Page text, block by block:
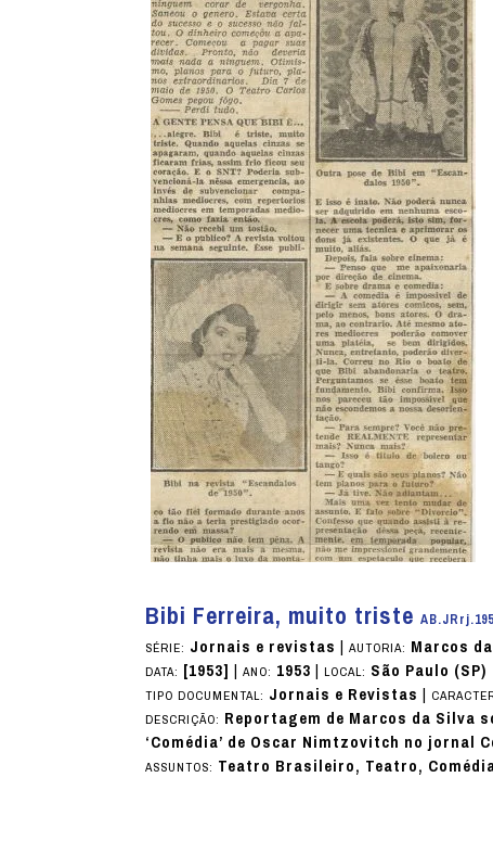
Bibi Ferreira, muito triste
SÉRIE: Jornais e revistas |AUTORIA: Marcos
DATA: [1953] |ANO: 1953|LOCAL: São Paulo (SP)
TIPO DOCUMENTAL: Jornais e Revistas |
DESCRIÇÃO: Reportagem de Marcos da Silva
‘Comédia’ de Oscar Nimtzovitch no jornal
ASSUNTOS: Teatro Brasileiro, Teatro,